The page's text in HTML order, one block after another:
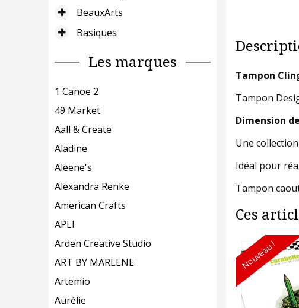
BeauxArts
Basiques
Les marques
1 Canoe 2
49 Market
Aall & Create
Aladine
Aleene's
Alexandra Renke
American Crafts
APLI
Arden Creative Studio
ART BY MARLENE
Artemio
Aurélie
Tampon
Tampon
Dimension
Une
Idéal pour
Tampon
Ces
Nouveau !